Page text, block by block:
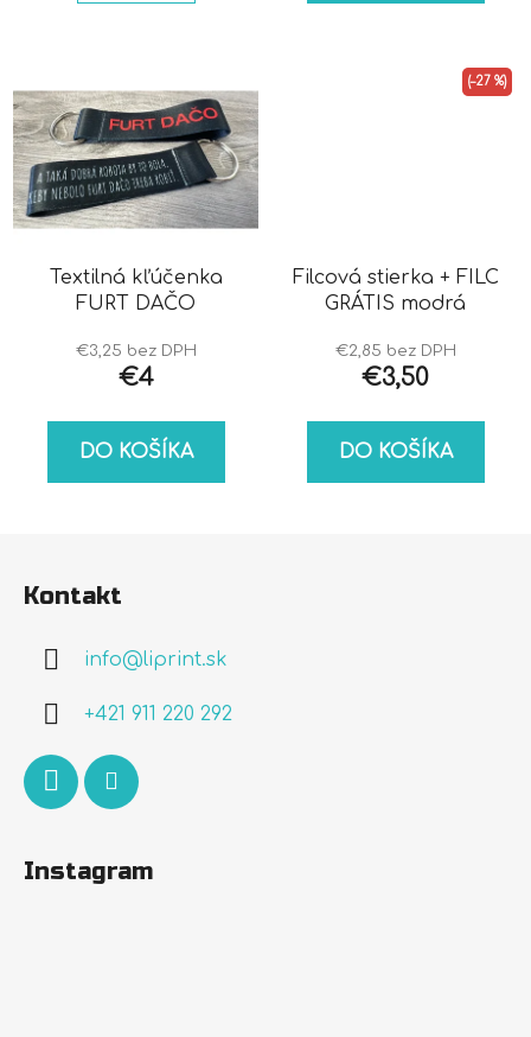
Textilná kľúčenka
FURT DAČO
€3,25 bez DPH
€4
DO KOŠÍKA
Filcová stierka + FILC
GRÁTIS modrá
€2,85 bez DPH
€3,50
(–27 %)
DO KOŠÍKA
Kontakt
info@liprint.sk
+421 911 220 292
Instagram